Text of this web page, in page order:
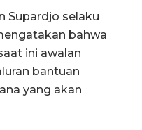
Supardjo selaku
bahwa
ini awalan
bantuan
yang akan